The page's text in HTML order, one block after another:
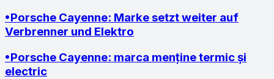
•Porsche Cayenne: Marke setzt weiter auf
Verbrenner und Elektro
•Porsche Cayenne: marca menține termic și
electric